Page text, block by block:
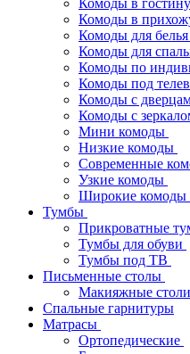
Комоды в
Комоды в
Комоды для белья
Комоды для
Комоды по
Комоды под
Комоды с
Комоды с
Мини комоды
Низкие комоды
Современные
Узкие комоды
Широкие комоды
Тумбы
Прикроватные
Тумбы для обуви
Тумбы под ТВ
Письменные столы
Макияжные
Спальные гарнитуры
Матрасы
Ортопедические